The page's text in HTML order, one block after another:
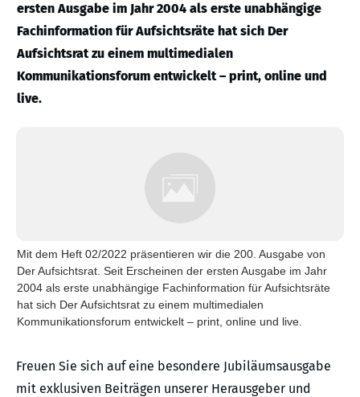
ersten Ausgabe im Jahr 2004 als erste unabhängige
Fachinformation für Aufsichtsräte hat sich Der
Aufsichtsrat zu einem multimedialen
Kommunikationsforum entwickelt – print, online und
live.
Mit dem Heft 02/2022 präsentieren wir die 200. Ausgabe von
Der Aufsichtsrat. Seit Erscheinen der ersten Ausgabe im Jahr
2004 als erste unabhängige Fachinformation für Aufsichtsräte
hat sich Der Aufsichtsrat zu einem multimedialen
Kommunikationsforum entwickelt – print, online und live.
Freuen Sie sich auf eine besondere Jubiläumsausgabe
mit exklusiven Beiträgen unserer Herausgeber und